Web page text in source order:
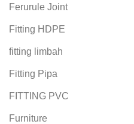
Ferurule Joint
Fitting HDPE
fitting limbah
Fitting Pipa
FITTING PVC
Furniture